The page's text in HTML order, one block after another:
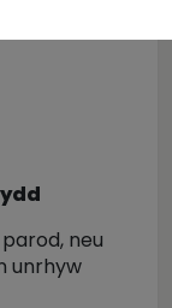
neu
unrhyw